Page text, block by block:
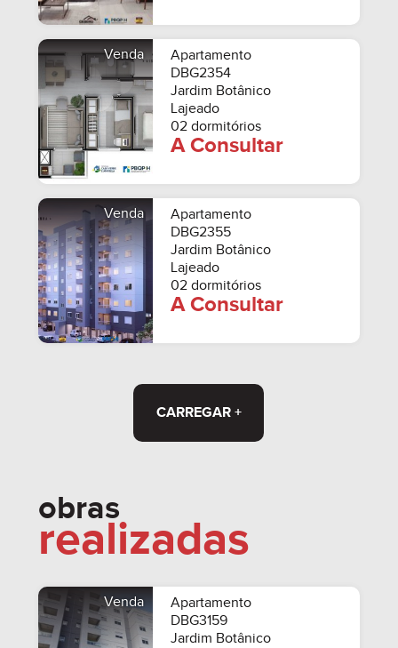
Venda
Apartamento
DBG2354
Jardim Botânico
Lajeado
02 dormitórios
A Consultar
Venda
Apartamento
DBG2355
Jardim Botânico
Lajeado
02 dormitórios
A Consultar
CARREGAR +
obras
realizadas
Venda
Apartamento
DBG3159
Jardim Botânico